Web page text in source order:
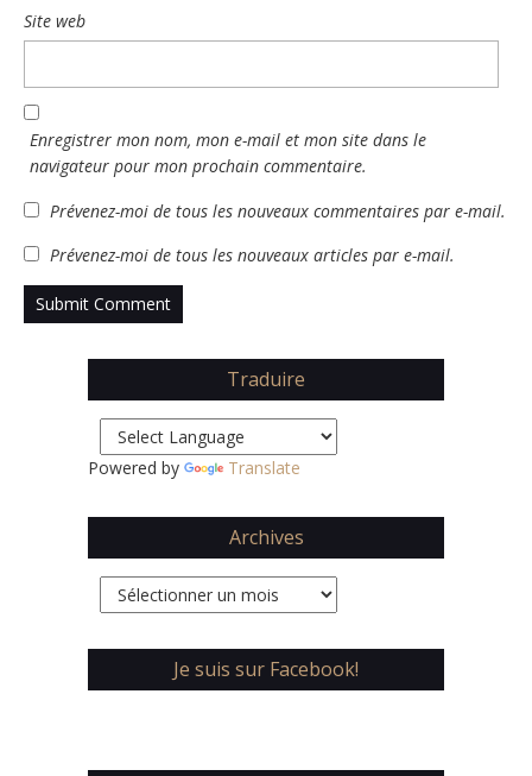
Site web
Enregistrer mon nom, mon e-mail et mon site dans le
navigateur pour mon prochain commentaire.
Prévenez-moi de tous les nouveaux commentaires par e-mail.
Prévenez-moi de tous les nouveaux articles par e-mail.
Traduire
Powered by Translate
Archives
Archives
Je suis sur Facebook!